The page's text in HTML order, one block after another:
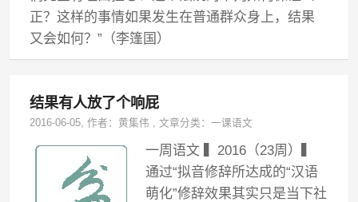
正？这样的事情如果发生在普通群众身上，结果
又会如何？”（李篷国）
结果有人放了个响屁
2016-06-05, 作者：黄集伟 ,文章分类：一课语文
一周语文 ▍2016（23周）▍
通过“拟音修辞所达成的“汉语
萌化”修辞效果其实只是当下社